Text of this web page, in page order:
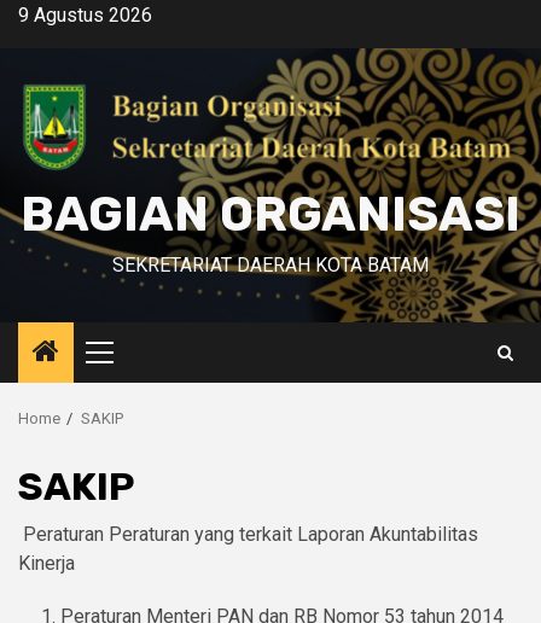
Skip9 Agustus 2026
BAGIAN ORGANISASI
SEKRETARIAT DAERAH KOTA BATAM
Primary
Menu
Home SAKIP
SAKIP
Peraturan Peraturan yang terkait Laporan Akuntabilitas
Kinerja
Peraturan Menteri PAN dan RB Nomor 53 tahun 2014